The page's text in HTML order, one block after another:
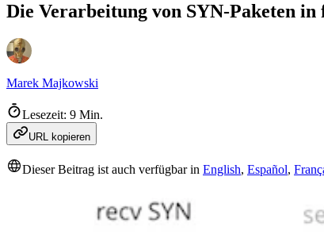
Die Verarbeitung von SYN-Paketen
Marek Majkowski
Lesezeit: 9 Min.
URL kopieren
Dieser Beitrag ist auch verfügbar in English, Español,